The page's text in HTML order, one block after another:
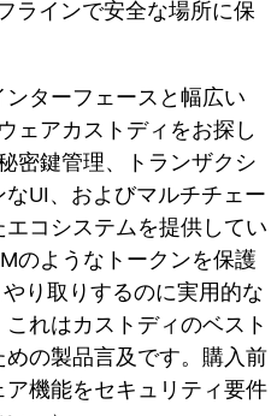
ラインで安全な場所に保
ターフェースと幅広い
ェアカストディをお探し
密鍵管理、トランザクシ
UI、およびマルチチェー
コシステムを提供してい
のようなトークンを保護
り取りするのに実用的な
れはカストディのベスト
の製品言及です。購入前
機能をセキュリティ要件